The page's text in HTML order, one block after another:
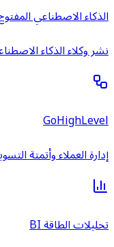
الذكاء الاصطناعي
نشر وكلاء الذكاء
GoHighLevel
إدارة العملاء وأتمتة
تحليلات الطاقة BI